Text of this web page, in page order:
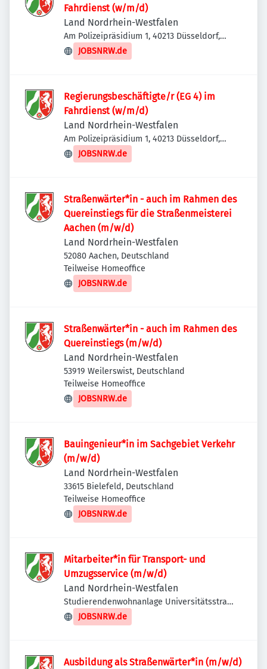
Fahrdienst (w/m/d)
Land Nordrhein-Westfalen
Am Polizeipräsidium 1, 40213 Düsseldorf,
Deutschland
JOBSNRW.de
Regierungsbeschäftigte/r (EG 4) im
Fahrdienst (w/m/d)
Land Nordrhein-Westfalen
Am Polizeipräsidium 1, 40213 Düsseldorf,
Deutschland
JOBSNRW.de
Straßenwärter*in - auch im Rahmen des
Quereinstiegs für die Straßenmeisterei
Aachen (m/w/d)
Land Nordrhein-Westfalen
52080 Aachen, Deutschland
Teilweise Homeoffice
JOBSNRW.de
Straßenwärter*in - auch im Rahmen des
Quereinstiegs (m/w/d)
Land Nordrhein-Westfalen
53919 Weilerswist, Deutschland
Teilweise Homeoffice
JOBSNRW.de
Bauingenieur*in im Sachgebiet Verkehr
(m/w/d)
Land Nordrhein-Westfalen
33615 Bielefeld, Deutschland
Teilweise Homeoffice
JOBSNRW.de
Mitarbeiter*in für Transport- und
Umzugsservice (m/w/d)
Land Nordrhein-Westfalen
Studierendenwohnanlage Universitätsstraße
1, Studierendenwerk Düsseldorf, 40225
Düsseldorf, Deutschland
JOBSNRW.de
Ausbildung als Straßenwärter*in (m/w/d)